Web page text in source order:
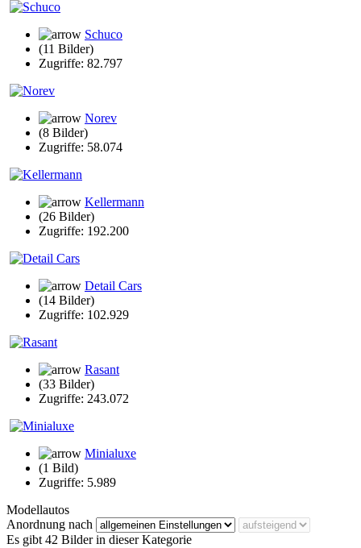
Schuco
(11 Bilder)
Zugriffe: 82.797
Norev
(8 Bilder)
Zugriffe: 58.074
Kellermann
(26 Bilder)
Zugriffe: 192.200
Detail Cars
(14 Bilder)
Zugriffe: 102.929
Rasant
(33 Bilder)
Zugriffe: 243.072
Minialuxe
(1 Bild)
Zugriffe: 5.989
Modellautos
Anordnung nach
Es gibt 42 Bilder in dieser Kategorie